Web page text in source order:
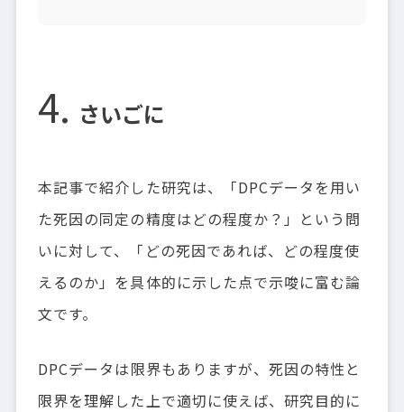
さいごに
本記事で紹介した研究は、「DPCデータを用い
た死因の同定の精度はどの程度か？」という問
いに対して、「どの死因であれば、どの程度使
えるのか」を具体的に示した点で示唆に富む論
文です。
DPCデータは限界もありますが、死因の特性と
限界を理解した上で適切に使えば、研究目的に